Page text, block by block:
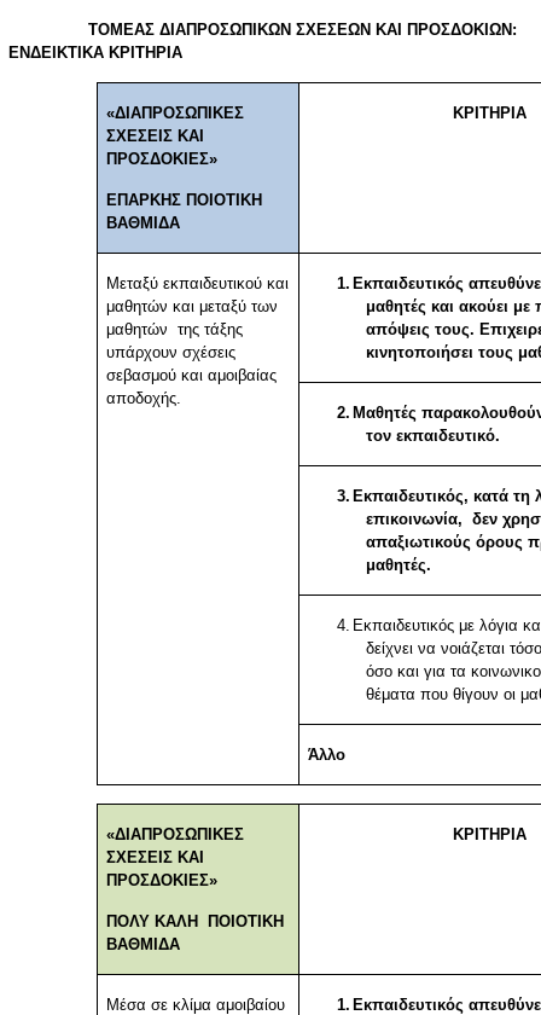
ΤΟΜΕΑΣ ΔΙΑΠΡΟΣΩΠΙΚΩΝ ΣΧΕΣΕΩΝ ΚΑΙ ΠΡΟΣΔΟΚΙΩΝ:
ΕΝΔΕΙΚΤΙΚΑ ΚΡΙΤΗΡΙΑ
«ΔΙΑΠΡΟΣΩΠΙΚΕΣ
ΣΧΕΣΕΙΣ ΚΑΙ
ΠΡΟΣΔΟΚΙΕΣ»
ΕΠΑΡΚΗΣ ΠΟΙΟΤΙΚΗ
ΒΑΘΜΙΔΑ
ΚΡΙΤΗΡΙΑ
Μεταξύ εκπαιδευτικού και
μαθητών και μεταξύ των
μαθητών της τάξης
υπάρχουν σχέσεις
σεβασμού και αμοιβαίας
αποδοχής.
1. Εκπαιδευτικός
μαθητές και ακούει με
απόψεις τους.
κινητοποιήσει τους
2. Μαθητές
τον εκπαιδευτικό.
3. Εκπαιδευτικός, κατά τη
επικοινωνία, δεν
απαξιωτικούς όρους
μαθητές.
4. Εκπαιδευτικός με λόγια
δείχνει να νοιάζεται
όσο και για τα
θέματα που θίγουν οι
Άλλο
«ΔΙΑΠΡΟΣΩΠΙΚΕΣ
ΣΧΕΣΕΙΣ ΚΑΙ
ΠΡΟΣΔΟΚΙΕΣ»
ΠΟΛΥ ΚΑΛΗ ΠΟΙΟΤΙΚΗ
ΒΑΘΜΙΔΑ
ΚΡΙΤΗΡΙΑ
Μέσα σε κλίμα αμοιβαίου
1. Εκπαιδευτικός